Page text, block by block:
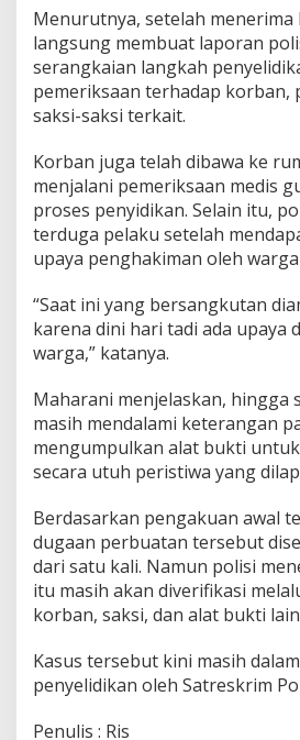
a
d
a
p
A
k
d
i
K
o
l
k
a
U
r
a
D
i
a
a
n
k
a
n
P
l
i
s
Menurutnya, setelah
langsung membuat laporan
serangkaian langkah
pemeriksaan terhadap korban,
saksi-saksi terkait.
Korban juga telah dibawa ke
menjalani pemeriksaan medis
proses penyidikan. Selain itu,
terduga pelaku setelah
upaya penghakiman oleh
“Saat ini yang bersangkutan
karena dini hari tadi ada upaya
warga,” katanya.
Maharani menjelaskan, hingga
masih mendalami keterangan
mengumpulkan alat bukti
secara utuh peristiwa yang
Berdasarkan pengakuan awal
dugaan perbuatan tersebut
dari satu kali. Namun polisi
itu masih akan diverifikasi
korban, saksi, dan alat bukti
Kasus tersebut kini masih
penyelidikan oleh Satreskrim
Penulis : Ris